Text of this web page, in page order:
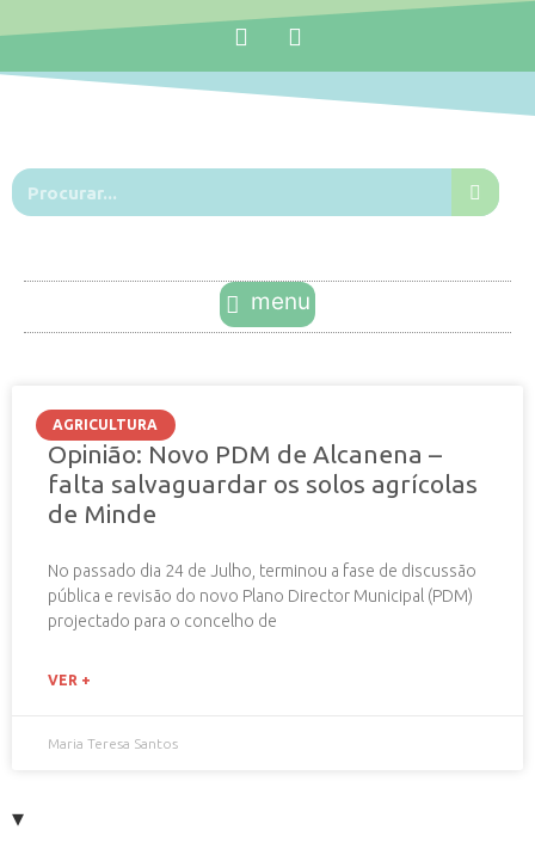
AGRICULTURA
Opinião: Novo PDM de Alcanena –
falta salvaguardar os solos agrícolas
de Minde
No passado dia 24 de Julho, terminou a fase de discussão
pública e revisão do novo Plano Director Municipal (PDM)
projectado para o concelho de
VER +
Maria Teresa Santos
▾